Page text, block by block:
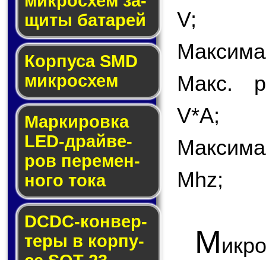
щи­ты ба­та­рей
Корпуса SMD
мик­ро­схем
Маркировка
LED-драй­ве­
ров пе­ре­мен­
но­го то­ка
DCDC-кон­вер­
те­ры в кор­пу­
V;
Макс.
V*A;
Mhz;
М